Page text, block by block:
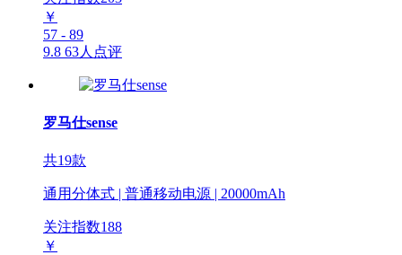
￥
57 - 89
9.8 63人点评
罗马仕sense
共19款
通用分体式 | 普通移动电源 | 20000mAh
关注指数188
￥